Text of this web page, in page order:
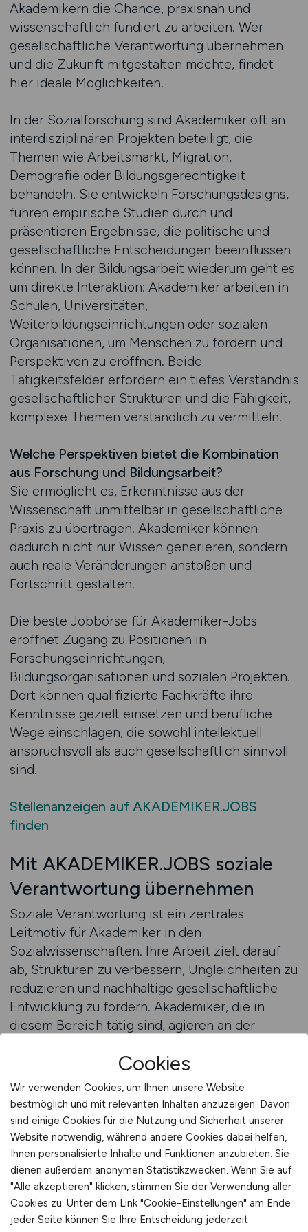
Akademikern die Chance, praxisnah und
wissenschaftlich fundiert zu arbeiten. Wer
gesellschaftliche Verantwortung übernehmen
und die Zukunft mitgestalten möchte, findet
hier ideale Möglichkeiten.
In der Sozialforschung sind Akademiker oft an
interdisziplinären Projekten beteiligt, die
Themen wie Arbeitsmarkt, Migration,
Demografie oder Bildungsgerechtigkeit
behandeln. Sie entwickeln Forschungsdesigns,
führen empirische Studien durch und
präsentieren Ergebnisse, die politische und
gesellschaftliche Entscheidungen beeinflussen
können. In der Bildungsarbeit wiederum geht es
um direkte Interaktion: Akademiker arbeiten in
Schulen, Universitäten,
Weiterbildungseinrichtungen oder sozialen
Organisationen, um Menschen zu fördern und
Perspektiven zu eröffnen. Beide
Tätigkeitsfelder erfordern ein tiefes Verständnis
gesellschaftlicher Strukturen und die Fähigkeit,
komplexe Themen verständlich zu vermitteln.
Welche Perspektiven bietet die Kombination
aus Forschung und Bildungsarbeit?
Sie ermöglicht es, Erkenntnisse aus der
Wissenschaft unmittelbar in gesellschaftliche
Praxis zu übertragen. Akademiker können
dadurch nicht nur Wissen generieren, sondern
auch reale Veränderungen anstoßen und
Fortschritt gestalten.
Die beste Jobbörse für Akademiker-Jobs
eröffnet Zugang zu Positionen in
Forschungseinrichtungen,
Bildungsorganisationen und sozialen Projekten.
Dort können qualifizierte Fachkräfte ihre
Kenntnisse gezielt einsetzen und berufliche
Wege einschlagen, die sowohl intellektuell
anspruchsvoll als auch gesellschaftlich sinnvoll
sind.
Stellenanzeigen auf AKADEMIKER.JOBS
finden
Mit AKADEMIKER.JOBS soziale
Verantwortung übernehmen
Soziale Verantwortung ist ein zentrales
Leitmotiv für Akademiker in den
Sozialwissenschaften. Ihre Arbeit zielt darauf
ab, Strukturen zu verbessern, Ungleichheiten zu
reduzieren und nachhaltige gesellschaftliche
Entwicklung zu fördern. Akademiker, die in
diesem Bereich tätig sind, agieren an der
analysieren gesellschaftliche Prozesse,
entwickeln Handlungsempfehlungen und
gestalten Programme, die positive
Veränderungen ermöglichen. Ob in Ministerien,
Verbänden oder gemeinnützigen
Organisationen – sozialwissenschaftliche
Expertise ist dort gefragt, wo Entscheidungen
mit Weitblick und fundiertem Wissen getroffen
werden müssen.
Cookies
Wir verwenden Cookies, um Ihnen unsere Website
bestmöglich und mit relevanten Inhalten anzuzeigen. Davon
sind einige Cookies für die Nutzung und Sicherheit unserer
Website notwendig, während andere Cookies dabei helfen,
Ihnen personalisierte Inhalte und Funktionen anzubieten. Sie
dienen außerdem anonymen Statistikzwecken. Wenn Sie auf
"Alle akzeptieren" klicken, stimmen Sie der Verwendung aller
Cookies zu. Unter dem Link "Cookie-Einstellungen" am Ende
jeder Seite können Sie Ihre Entscheidung jederzeit